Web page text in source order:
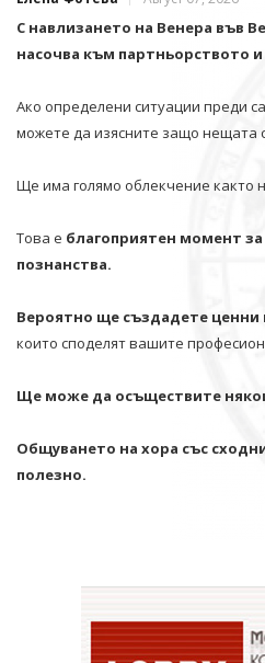
С навлизането на Венера във
насочва към партньорството
Ако определени ситуации преди
можете да изясните защо нещата
Ще има голямо облекчение както
Това е благоприятен момент
познанства.
Вероятно ще създадете ценни
които споделят вашите
Ще може да осъществите
Общуването на хора със
полезно.